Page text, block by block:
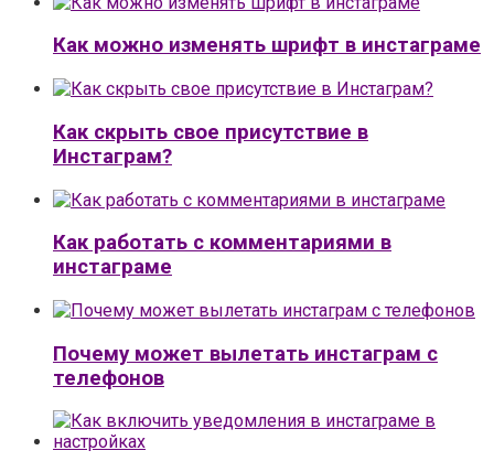
Как можно изменять шрифт в инстаграме
Как скрыть свое присутствие в
Инстаграм?
Как работать с комментариями в
инстаграме
Почему может вылетать инстаграм с
телефонов